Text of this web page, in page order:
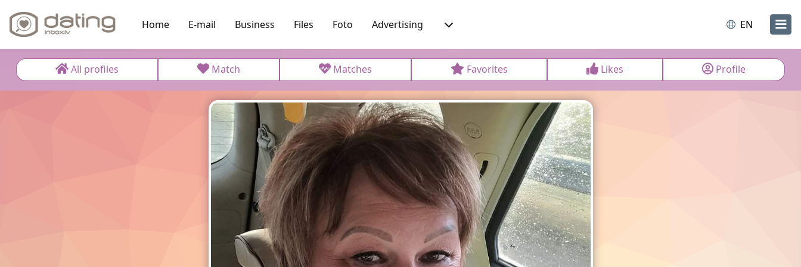
Home E-mail Business Files Foto Advertising EN
All profiles Match Matches Favorites Likes Profile